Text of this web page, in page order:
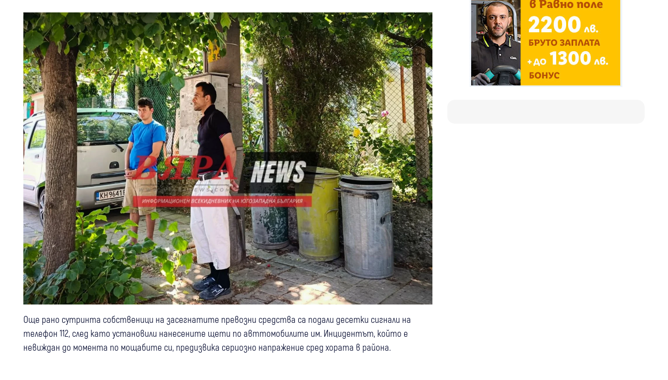
Още рано сутринта собственици на засегнатите превозни средства са подали десетки сигнали на
телефон 112, след като установили нанесените щети по авттомобилите им. Инцидентът, който е
невиждан до момента по мощабите си, предизвика сериозно напражение сред хората в района.